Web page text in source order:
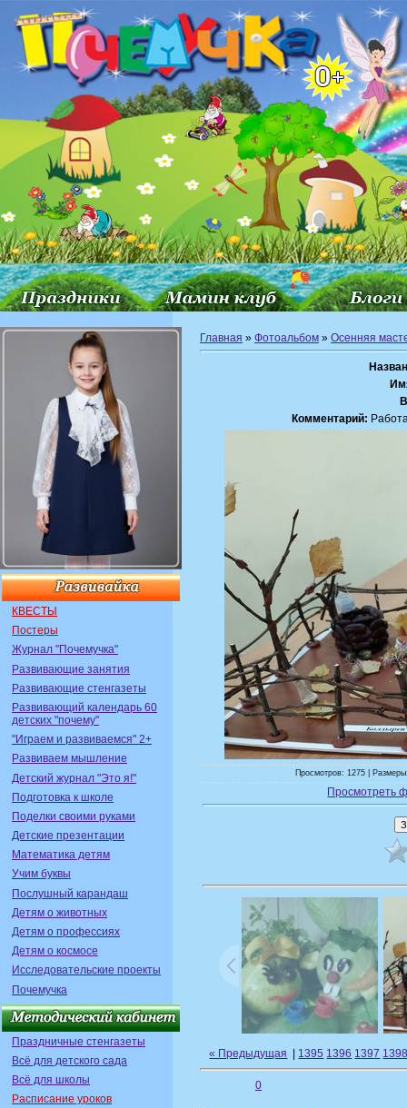
КВЕСТЫ
Постеры
Журнал "Почемучка"
Развивающие занятия
Развивающие стенгазеты
Развивающий календарь 60
детских "почему"
"Играем и развиваемся" 2+
Развиваем мышление
Детский журнал "Это я!"
Подготовка к школе
Поделки своими руками
Детские презентации
Математика детям
Учим буквы
Послушный карандаш
Детям о животных
Детям о профессиях
Детям о космосе
Исследовательские проекты
Почемучка
Праздничные стенгазеты
Всё для детского сада
Всё для школы
Расписание уроков
Главная » Фотоальбом » Осенняя
Комментарий:
Просмотров: 1275 |
Просмотреть
« Предыдущая 1395 1396 1397
0